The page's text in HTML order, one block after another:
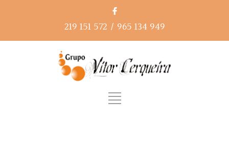
219 151 572 / 965 134 949